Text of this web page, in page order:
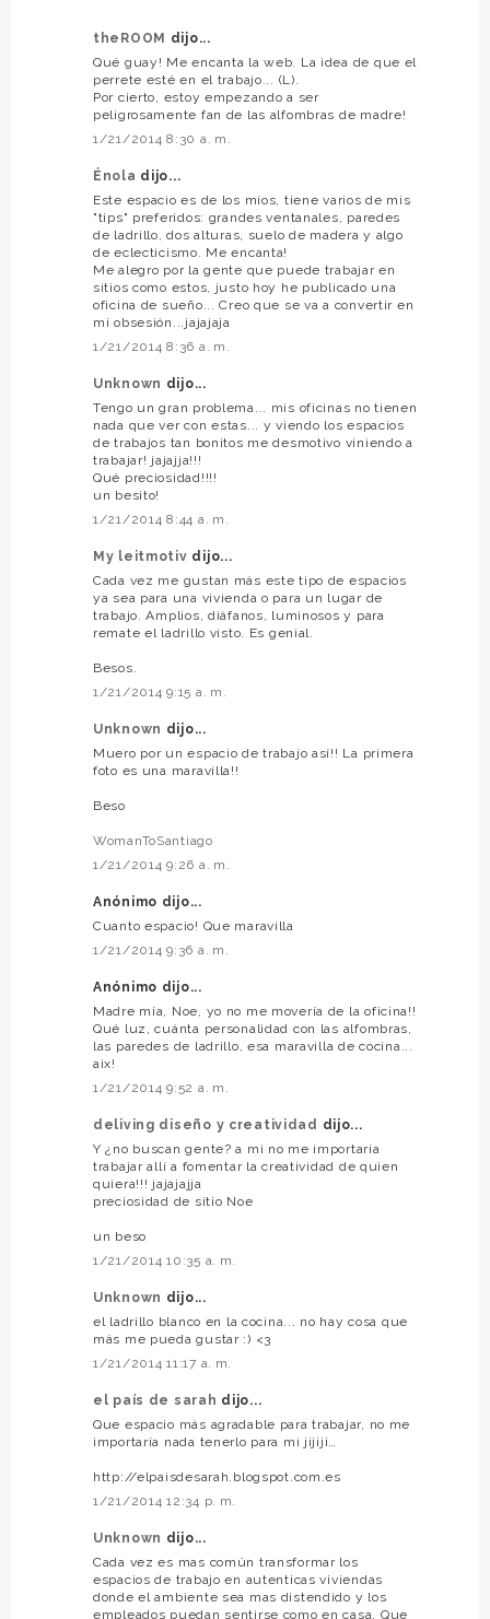
theROOM dijo...
Qué guay! Me encanta la web. La idea de que el
perrete esté en el trabajo... (L).
Por cierto, estoy empezando a ser
peligrosamente fan de las alfombras de madre!
1/21/2014 8:30 a. m.
Énola dijo...
Este espacio es de los míos, tiene varios de mis
"tips" preferidos: grandes ventanales, paredes
de ladrillo, dos alturas, suelo de madera y algo
de eclecticismo. Me encanta!
Me alegro por la gente que puede trabajar en
sitios como estos, justo hoy he publicado una
oficina de sueño... Creo que se va a convertir en
mi obsesión...jajajaja
1/21/2014 8:36 a. m.
Unknown dijo...
Tengo un gran problema... mis oficinas no tienen
nada que ver con estas... y viendo los espacios
de trabajos tan bonitos me desmotivo viniendo a
trabajar! jajajja!!!
Qué preciosidad!!!!
un besito!
1/21/2014 8:44 a. m.
My leitmotiv dijo...
Cada vez me gustan más este tipo de espacios
ya sea para una vivienda o para un lugar de
trabajo. Amplios, diáfanos, luminosos y para
remate el ladrillo visto. Es genial.
Besos.
1/21/2014 9:15 a. m.
Unknown dijo...
Muero por un espacio de trabajo así!! La primera
foto es una maravilla!!
Beso
WomanToSantiago
1/21/2014 9:26 a. m.
Anónimo dijo...
Cuanto espacio! Que maravilla
1/21/2014 9:36 a. m.
Anónimo dijo...
Madre mía, Noe, yo no me movería de la oficina!!
Qué luz, cuánta personalidad con las alfombras,
las paredes de ladrillo, esa maravilla de cocina...
aix!
1/21/2014 9:52 a. m.
deliving diseño y creatividad dijo...
Y ¿no buscan gente? a mi no me importaría
trabajar allí a fomentar la creatividad de quien
quiera!!! jajajajja
preciosidad de sitio Noe
un beso
1/21/2014 10:35 a. m.
Unknown dijo...
el ladrillo blanco en la cocina... no hay cosa que
más me pueda gustar :) <3
1/21/2014 11:17 a. m.
el país de sarah dijo...
Que espacio más agradable para trabajar, no me
importaría nada tenerlo para mi jijiji…
http://elpaisdesarah.blogspot.com.es
1/21/2014 12:34 p. m.
Unknown dijo...
Cada vez es mas común transformar los
espacios de trabajo en autenticas viviendas
donde el ambiente sea mas distendido y los
empleados puedan sentirse como en casa. Que